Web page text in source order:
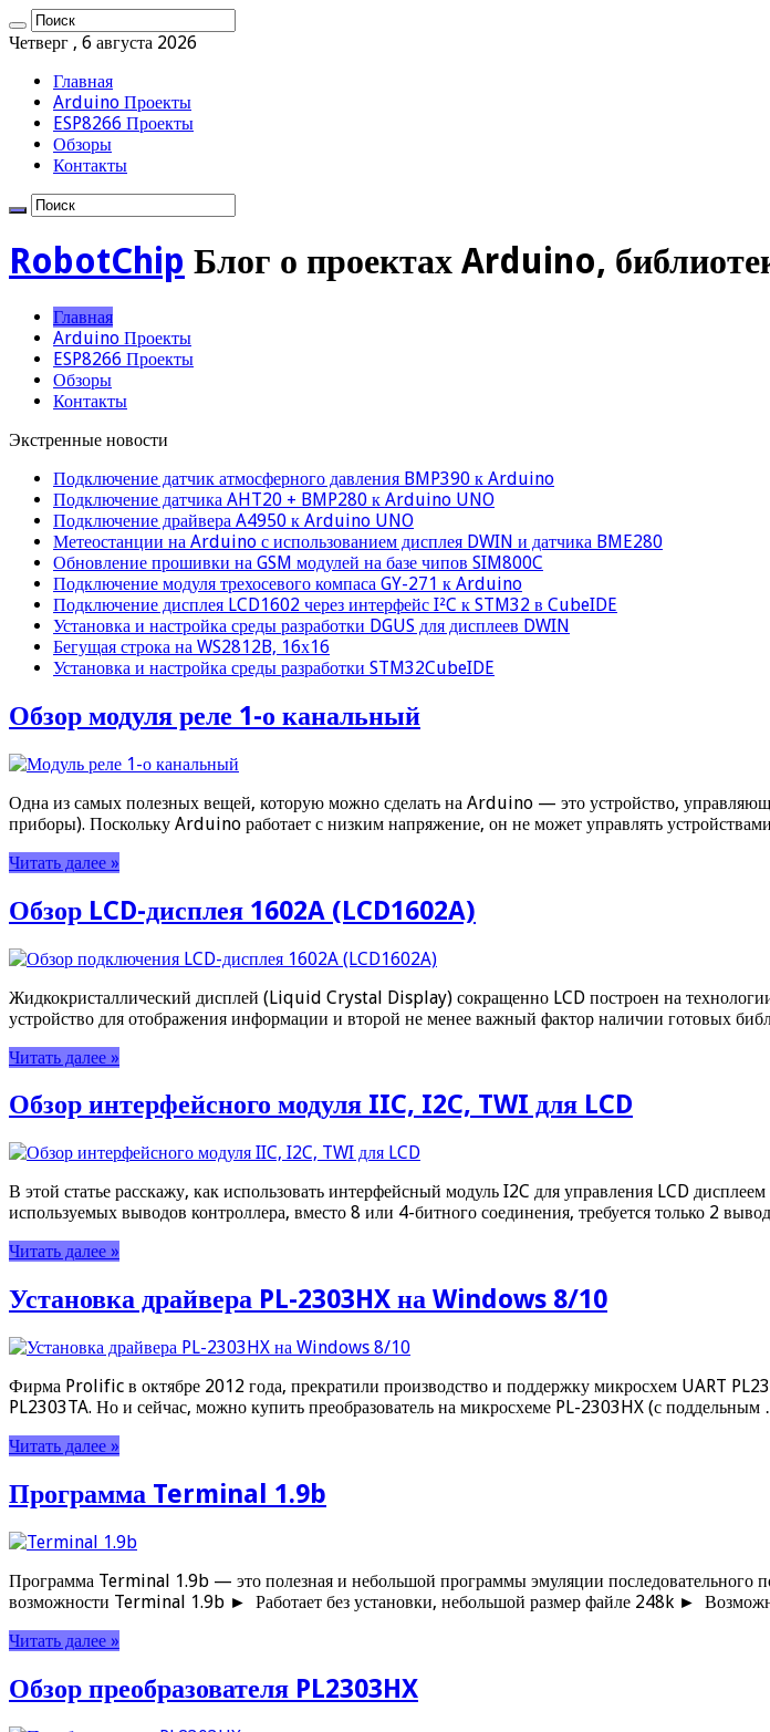
Четверг , 6 августа 2026
Главная
Arduino Проекты
ESP8266 Проекты
Обзоры
Контакты
RobotChip Блог о проектах Arduino,
Главная
Arduino Проекты
ESP8266 Проекты
Обзоры
Контакты
Экстренные новости
Подключение датчик атмосферного давления BMP390 к Arduino
Подключение датчика AHT20 + BMP280 к Arduino UNO
Подключение драйвера A4950 к Arduino UNO
Метеостанции на Arduino с использованием дисплея DWIN и датчика BME280
Обновление прошивки на GSM модулей на базе чипов SIM800C
Подключение модуля трехосевого компаса GY-271 к Arduino
Подключение дисплея LCD1602 через интерфейс I²C к STM32 в CubeIDE
Установка и настройка среды разработки DGUS для дисплеев DWIN
Бегущая строка на WS2812B, 16х16
Установка и настройка среды разработки STM32CubeIDE
Обзор модуля реле 1-о канальный
Одна из самых полезных вещей, которую можно сделать на Arduino — это устройство,
приборы). Поскольку Arduino работает с низким напряжение, он не может управлять
Читать далее »
Обзор LCD-дисплея 1602A (LCD1602A)
Жидкокристаллический дисплей (Liquid Crystal Display) сокращенно LCD построен на
устройство для отображения информации и второй не менее важный фактор наличии готовых
Читать далее »
Обзор интерфейсного модуля IIC, I2C, TWI для LCD
В этой статье расскажу, как использовать интерфейсный модуль I2C для управления LCD
используемых выводов контроллера, вместо 8 или 4-битного соединения, требуется только 2
Читать далее »
Установка драйвера PL-2303HX на Windows 8/10
Фирма Prolific в октябре 2012 года, прекратили производство и поддержку микросхем UART
PL2303TA. Но и сейчас, можно купить преобразователь на микросхеме PL-2303HX (с
Читать далее »
Программа Terminal 1.9b
Программа Terminal 1.9b — это полезная и небольшой программы эмуляции последовательного
возможности Terminal 1.9b ► Работает без установки, небольшой размер файле 248k ►
Читать далее »
Обзор преобразователя PL2303HX